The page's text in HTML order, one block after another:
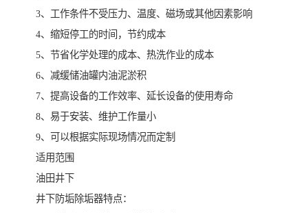
3、工作条件不受压力、温度、磁场或其他因素影响
4、缩短停工的时间，节约成本
5、节省化学处理的成本、热洗作业的成本
6、减缓储油罐内油泥淤积
7、提高设备的工作效率、延长设备的使用寿命
8、易于安装、维护工作量小
9、可以根据实际现场情况而定制
适用范围
油田井下
井下防垢除垢器特点：